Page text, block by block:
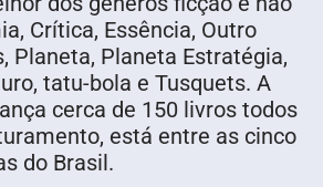
Crítica, Essência, Outro
Planeta, Planeta Estratégia,
tatu-bola e Tusquets. A
cerca de 150 livros todos
está entre as cinco
do Brasil.